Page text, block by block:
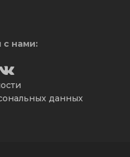
с нами:
данных